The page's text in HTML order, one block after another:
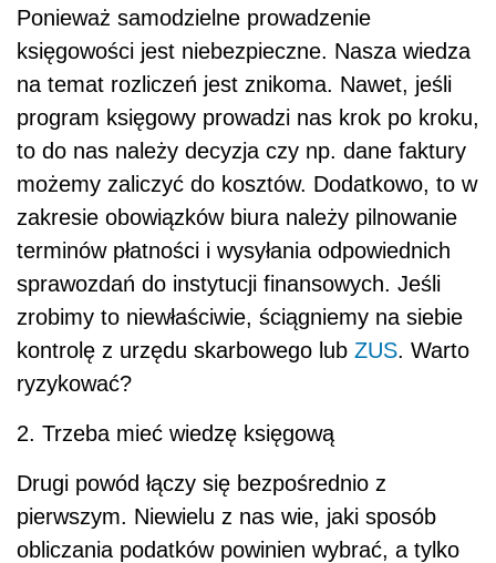
Ponieważ samodzielne prowadzenie
księgowości jest niebezpieczne. Nasza wiedza
na temat rozliczeń jest znikoma. Nawet, jeśli
program księgowy prowadzi nas krok po kroku,
to do nas należy decyzja czy np. dane faktury
możemy zaliczyć do kosztów. Dodatkowo, to w
zakresie obowiązków biura należy pilnowanie
terminów płatności i wysyłania odpowiednich
sprawozdań do instytucji finansowych. Jeśli
zrobimy to niewłaściwie, ściągniemy na siebie
kontrolę z urzędu skarbowego lub ZUS. Warto
ryzykować?
2. Trzeba mieć wiedzę księgową
Drugi powód łączy się bezpośrednio z
pierwszym. Niewielu z nas wie, jaki sposób
obliczania podatków powinien wybrać, a tylko